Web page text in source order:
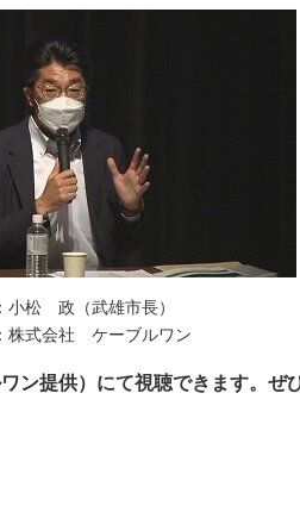
小松 政（武雄市長）
株式会社 ケーブルワン
ン提供）にて視聴できます。ぜ